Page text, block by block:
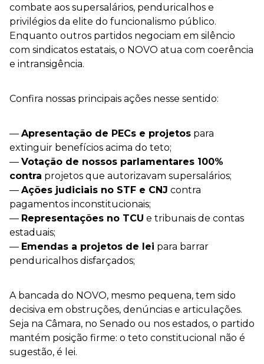
combate aos supersalários, penduricalhos e
privilégios da elite do funcionalismo público.
Enquanto outros partidos negociam em silêncio
com sindicatos estatais, o NOVO atua com coerência
e intransigência.
Confira nossas principais ações nesse sentido:
— Apresentação de PECs e projetos para
extinguir benefícios acima do teto;
— Votação de nossos parlamentares 100%
contra projetos que autorizavam supersalários;
— Ações judiciais no STF e CNJ contra
pagamentos inconstitucionais;
— Representações no TCU e tribunais de contas
estaduais;
— Emendas a projetos de lei para barrar
penduricalhos disfarçados;
A bancada do NOVO, mesmo pequena, tem sido
decisiva em obstruções, denúncias e articulações.
Seja na Câmara, no Senado ou nos estados, o partido
mantém posição firme: o teto constitucional não é
sugestão, é lei.